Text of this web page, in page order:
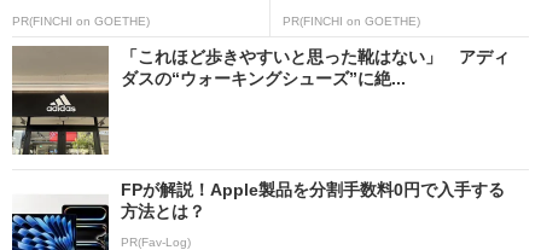
PR(FINCHI on GOETHE) PR(FINCHI on GOETHE)
「これほど歩きやすいと思った靴はない」 アディ
ダスの“ウォーキングシューズ”に絶...
FPが解説！Apple製品を分割手数料0円で入手する
方法とは？
PR(Fav-Log)